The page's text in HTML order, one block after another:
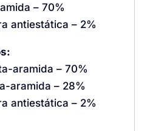
– 70%
antiestática – 2%
aramida – 70%
aramida – 28%
antiestática – 2%